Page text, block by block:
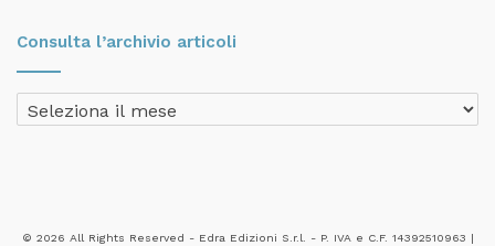
Consulta l’archivio articoli
Consulta
l’archivio
© 2026 All Rights Reserved - Edra Edizioni S.r.l. - P. IVA e C.F. 14392510963 |